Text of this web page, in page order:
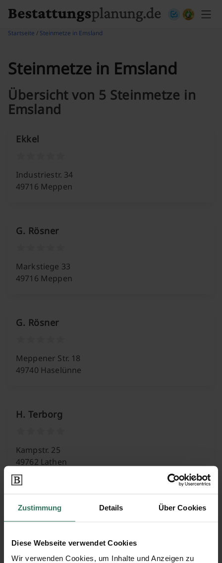
Zustimmung Details Über Cookies
Diese Webseite verwendet Cookies
Wir verwenden Cookies, um Inhalte und Anzeigen zu
Startseite / Steinmetze in Emsland
Steinmetze in Emsland
Übersicht von 5 Steinmetze in
Emsland
Ekkel
Industriestr. 34
49716 Meppen
G. Rösner
Markstiege 33
49716 Meppen
G. Rösner
Meppener Str. 18
49740 Haselünne
H. Terborg
Kampstr. 25
49762 Lathen
Ulla Hilmes
Ostereschweg 28
49733 Haren